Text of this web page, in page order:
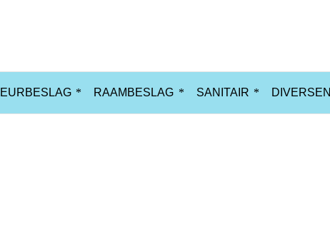
RAAMBESLAG SANITAIR DIVERSEN